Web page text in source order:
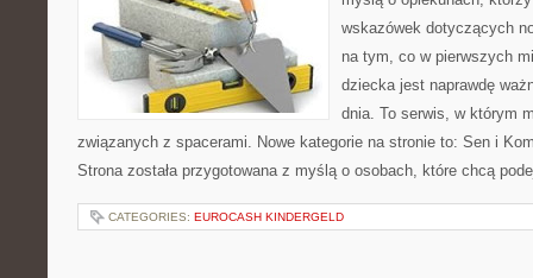
wskazówek dotyczących
na tym, co w pierwszych
dziecka jest naprawdę
dnia. To serwis, w którym
związanych z spacerami. Nowe kategorie na stronie to: Sen i
Strona została przygotowana z myślą o osobach, które chcą
CATEGORIES: EUROCASH KINDERGELD